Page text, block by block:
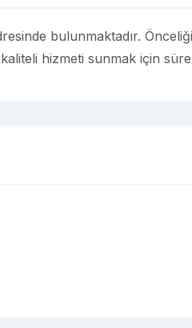
bulunmaktadır.
hizmeti sunmak için